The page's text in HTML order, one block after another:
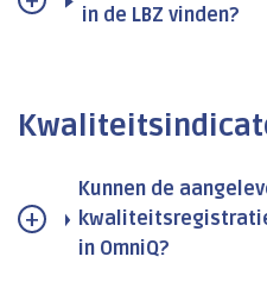
in de LBZ vinden?
Kunnen de
in OmniQ?